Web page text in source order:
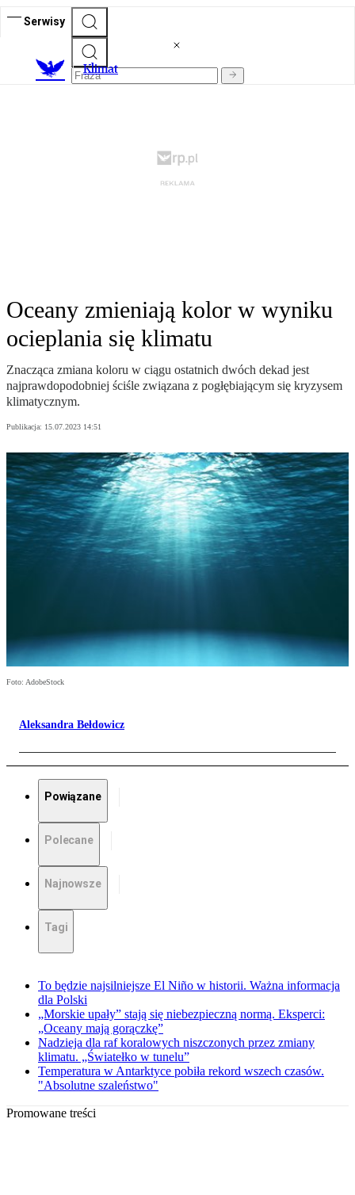
Serwisy
Klimat
Oceany zmieniają kolor w wyniku
ocieplania się klimatu
Znacząca zmiana koloru w ciągu ostatnich dwóch dekad jest
najprawdopodobniej ściśle związana z pogłębiającym się kryzysem
klimatycznym.
Publikacja: 15.07.2023 14:51
Foto: AdobeStock
Aleksandra Bełdowicz
Powiązane
Polecane
Najnowsze
Tagi
To będzie najsilniejsze El Niño w historii. Ważna informacja
dla Polski
„Morskie upały” stają się niebezpieczną normą. Eksperci:
„Oceany mają gorączkę”
Nadzieja dla raf koralowych niszczonych przez zmiany
klimatu. „Światełko w tunelu”
Temperatura w Antarktyce pobiła rekord wszech czasów.
"Absolutne szaleństwo"
Promowane treści